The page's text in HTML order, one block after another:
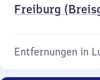
Freiburg
Entfernungen in